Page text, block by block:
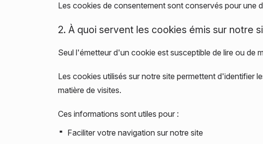
Les cookies de consentement sont conservés pour une
2. À quoi servent les cookies émis sur notre
Seul l'émetteur d'un cookie est susceptible de lire ou de
Les cookies utilisés sur notre site permettent d'identifier
matière de visites.
Ces informations sont utiles pour :
Faciliter votre navigation sur notre site